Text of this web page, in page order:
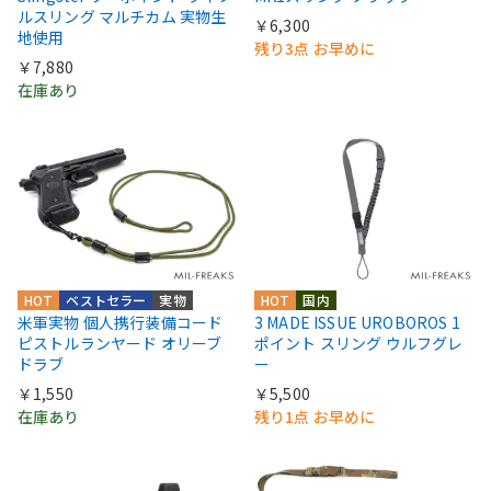
ルスリング マルチカム 実物生
地使用
￥7,880
在庫あり
￥6,300
残り3点 お早めに
HOT 実物
ベストセラー
米軍実物 個人携行装備コード
ピストルランヤード オリーブ
ドラブ
￥1,550
在庫あり
HOT 国内
3 MADE ISSUE UROBOROS 1
ポイント スリング ウルフグレ
ー
￥5,500
残り1点 お早めに